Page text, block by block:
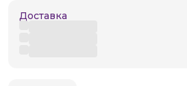
Доставка